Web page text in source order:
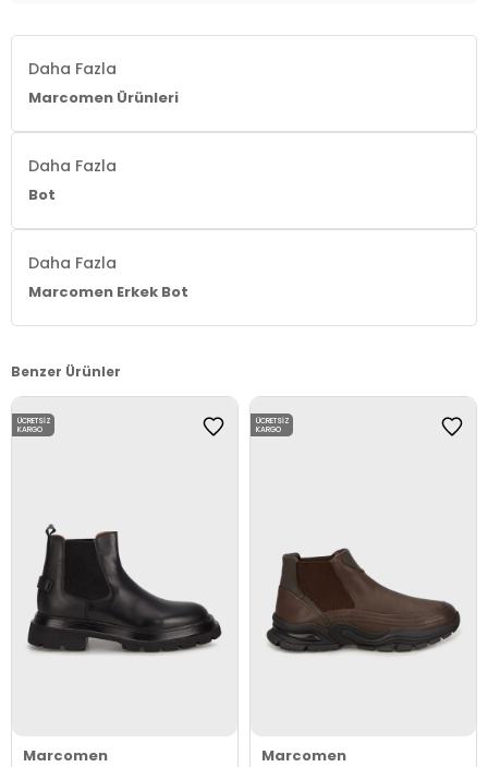
Daha Fazla
Marcomen Ürünleri
Daha Fazla
Bot
Daha Fazla
Marcomen Erkek Bot
Benzer Ürünler
Marcomen
ÜCRETSIZ
KARGO
Marcomen
ÜCRETSIZ
KARGO